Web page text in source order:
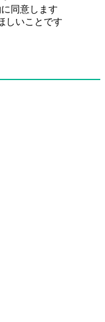
に同意します
しいことです